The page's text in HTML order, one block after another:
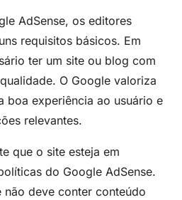
AdSense, os editores
requisitos básicos. Em
ter um site ou blog com
O Google valoriza
boa experiência ao usuário e
relevantes.
que o site esteja em
do Google AdSense.
deve conter conteúdo